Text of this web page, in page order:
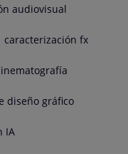
audiovisual
caracterización fx
diseño gráfico
IA